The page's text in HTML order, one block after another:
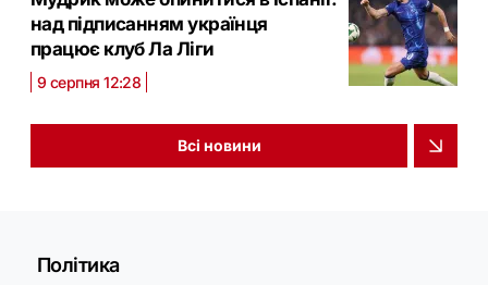
над підписанням українця
працює клуб Ла Ліги
9 серпня 12:28
Всі новини
Політика